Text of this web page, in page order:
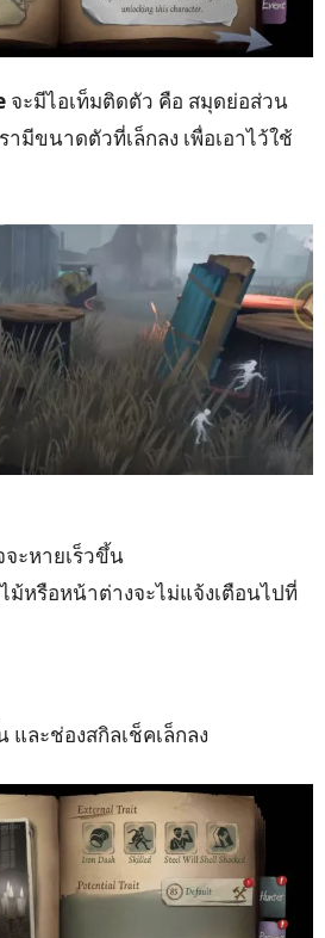
จะมีไอเท็มติดตัว คือ สมุดย่อส่วน
ามีขนาดตัวที่เล็กลง เพื่อเอาไว้ใช้
จะหายเร็วขึ้น
ม้หรือหน้าต่างจะไม่แจ้งเตือนไปที่
และช่องสกิลเช็คเล็กลง